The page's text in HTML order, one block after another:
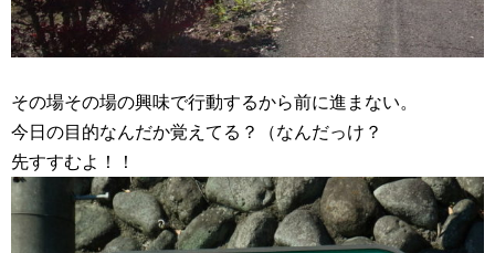
その場その場の興味で行動するから前に進まない。
今日の目的なんだか覚えてる？（なんだっけ？
先すすむよ！！